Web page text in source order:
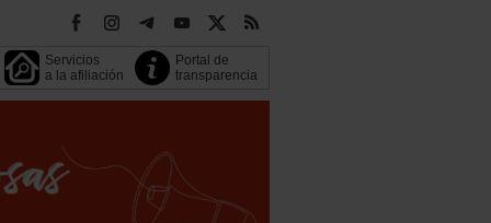
Servicios
a la afiliación
Portal de
transparencia